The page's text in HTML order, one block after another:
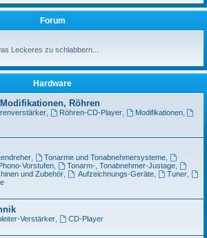
Forum
Leckeres zu schlabbern...
Hardware
Röhren
, Röhren-CD-Player, Modifikationen,
, Tonarme und Tonabnehmersysteme,
Vorstufen
Tonarm-, Tonabnehmer-Justage,
und Zubehör
Aufzeichnungs-Geräte, Tuner,
Verstärker,
CD-Player